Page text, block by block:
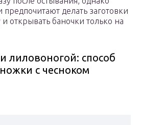
предпочитают делать заготовки
открывать баночки только на
лиловоногой: способ
с чесноком